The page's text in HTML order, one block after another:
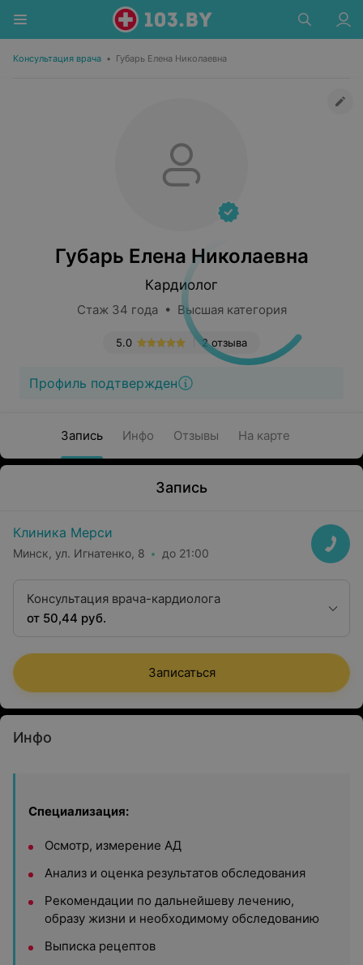
Консультация врача • Губарь Елена Николаевна
Губарь Елена Николаевна
Кардиолог
Стаж 34 года • Высшая категория
2 отзыва
5.0
Профиль подтвержден
Запись Инфо Отзывы На карте
Запись
Клиника Мерси
Минск, ул. Игнатенко, 8 до 21:00
Консультация врача-кардиолога
от 50,44 руб.
Записаться
Инфо
Специализация:
Осмотр, измерение АД
Анализ и оценка результатов обследования
Рекомендации по дальнейшеву лечению,
образу жизни и необходимому обследованию
Выписка рецептов